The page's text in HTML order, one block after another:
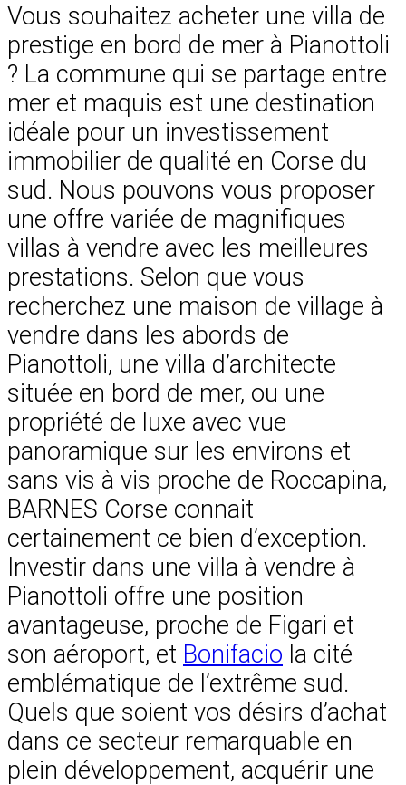
Vous souhaitez acheter une villa de
prestige en bord de mer à Pianottoli
? La commune qui se partage entre
mer et maquis est une destination
idéale pour un investissement
immobilier de qualité en Corse du
sud. Nous pouvons vous proposer
une offre variée de magnifiques
villas à vendre avec les meilleures
prestations. Selon que vous
recherchez une maison de village à
vendre dans les abords de
Pianottoli, une villa d’architecte
située en bord de mer, ou une
propriété de luxe avec vue
panoramique sur les environs et
sans vis à vis proche de Roccapina,
BARNES Corse connait
certainement ce bien d’exception.
Investir dans une villa à vendre à
Pianottoli offre une position
avantageuse, proche de Figari et
son aéroport, et Bonifacio la cité
emblématique de l’extrême sud.
Quels que soient vos désirs d’achat
dans ce secteur remarquable en
plein développement, acquérir une